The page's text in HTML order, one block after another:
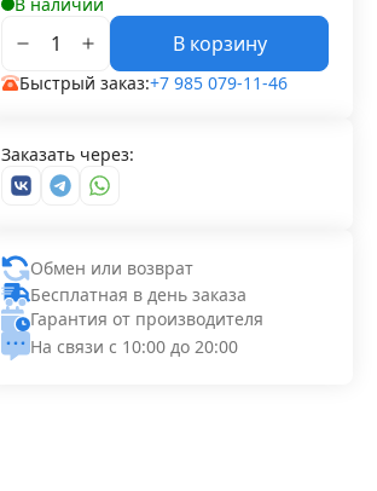
В корзину
Быстрый заказ:+7 985 079-11-46
Заказать через:
Обмен или возврат
Бесплатная в день заказа
Гарантия от производителя
На связи с 10:00 до 20:00